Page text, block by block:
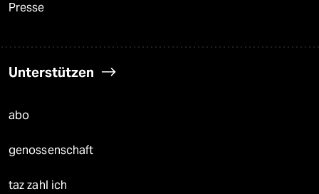
Presse
Unterstützen
abo
genossenschaft
taz zahl ich